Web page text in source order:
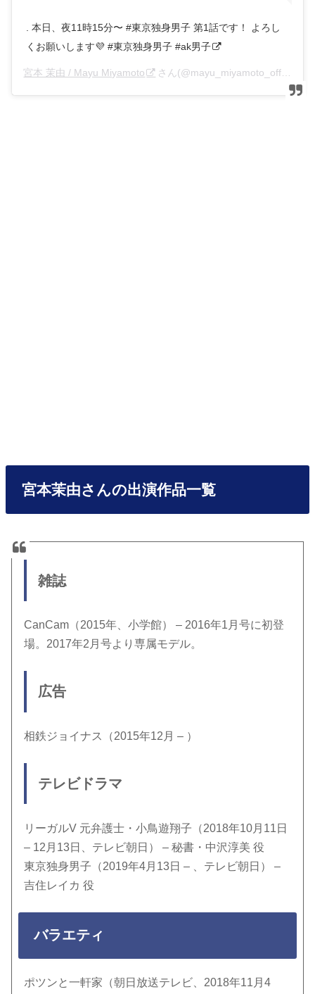
. 本日、夜11時15分〜 #東京独身男子 第1話です！ よろし
くお願いします💜 #東京独身男子 #ak男子
宮本 茉由 / Mayu Miyamoto さん(@mayu_miyamoto_official)がシェアした投稿 –
宮本茉由さんの出演作品一覧
雑誌
CanCam（2015年、小学館） – 2016年1月号に初登
場。2017年2月号より専属モデル。
広告
相鉄ジョイナス（2015年12月 – ）
テレビドラマ
リーガルV 元弁護士・小鳥遊翔子（2018年10月11日
– 12月13日、テレビ朝日） – 秘書・中沢淳美 役
東京独身男子（2019年4月13日 – 、テレビ朝日） –
吉住レイカ 役
バラエティ
ポツンと一軒家（朝日放送テレビ、2018年11月4